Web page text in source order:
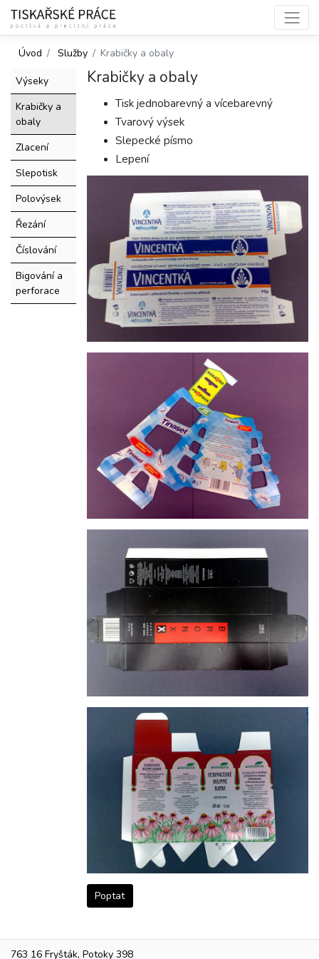
Úvod Služby Krabičky a obaly
Výseky
Krabičky a
obaly
Zlacení
Slepotisk
Polovýsek
Řezání
Číslování
Bigování a
perforace
Krabičky a obaly
Tisk jednobarevný a vícebarevný
Tvarový výsek
Slepecké písmo
Lepení
Poptat
763 16 Fryšták, Potoky 398